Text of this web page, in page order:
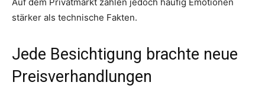
stärker als technische Fakten.
Jede Besichtigung brachte neue
Preisverhandlungen